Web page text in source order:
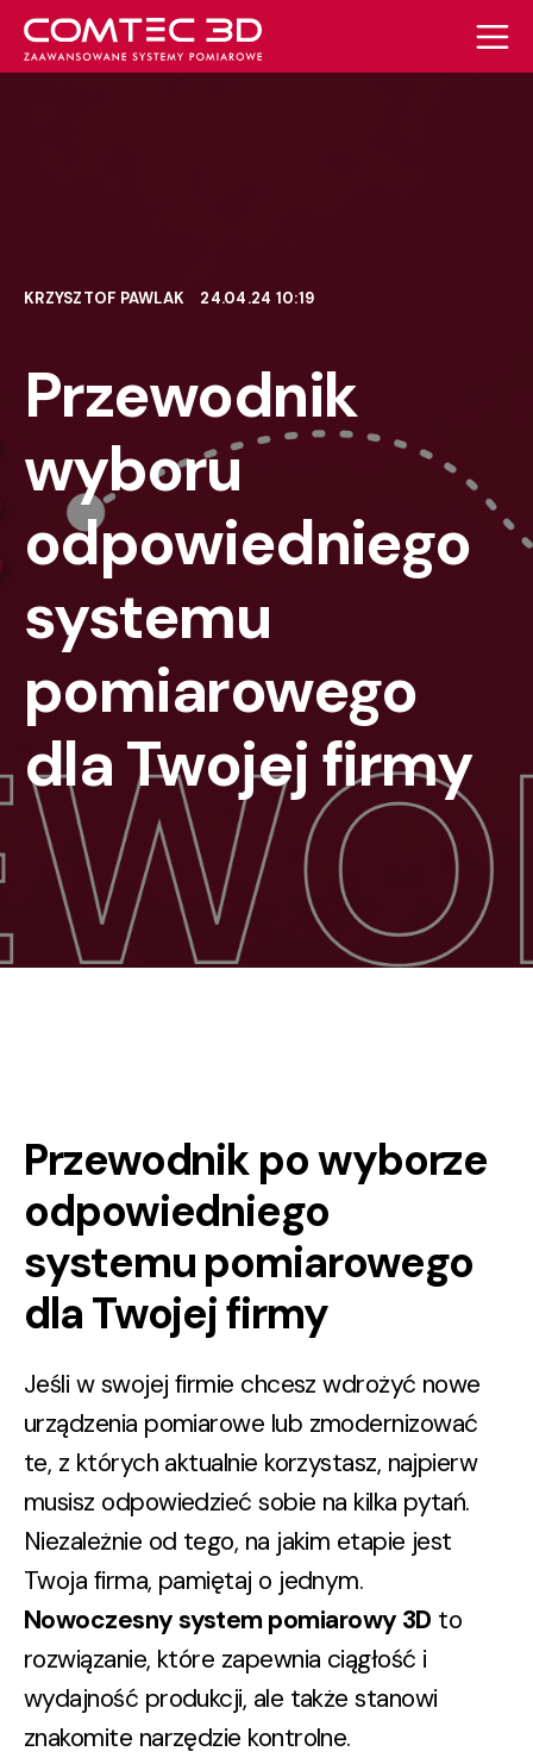
KRZYSZTOF PAWLAK 24.04.24 10:19
Przewodnik
wyboru
odpowiedniego
systemu
pomiarowego
dla Twojej firmy
Przewodnik po wyborze
odpowiedniego
systemu pomiarowego
dla Twojej firmy
Jeśli w swojej firmie chcesz wdrożyć nowe
urządzenia pomiarowe lub zmodernizować
te, z których aktualnie korzystasz, najpierw
musisz odpowiedzieć sobie na kilka pytań.
Niezależnie od tego, na jakim etapie jest
Twoja firma, pamiętaj o jednym.
Nowoczesny system pomiarowy 3D to
rozwiązanie, które zapewnia ciągłość i
wydajność produkcji, ale także stanowi
znakomite narzędzie kontrolne.